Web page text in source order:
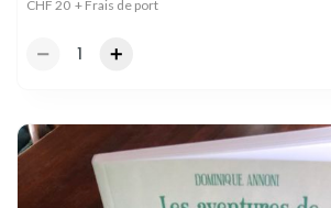
CHF 20 + Frais de port